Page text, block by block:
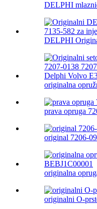
DELPHI
DELPHI
originalna
prava opruga
original 7206-
originalna
originalni O-